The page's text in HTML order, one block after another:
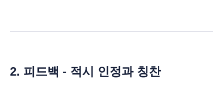
2. 피드백 - 적시 인정과 칭찬